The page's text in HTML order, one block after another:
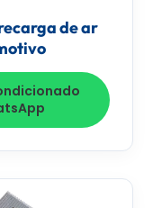
de ar